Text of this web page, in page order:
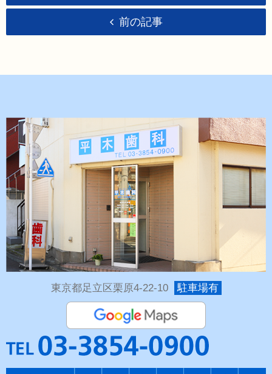
前の記事
東京都足立区栗原4-22-10 駐車場有